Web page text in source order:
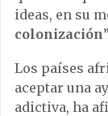
ideas, en su
colonización
Los países
aceptar una
adictiva, ha